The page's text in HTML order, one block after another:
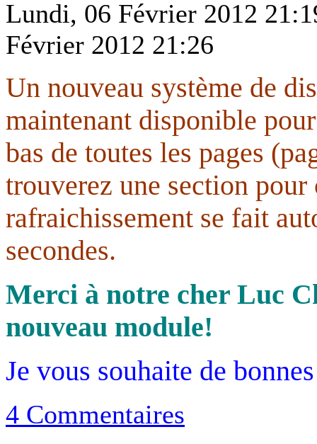
Lundi, 06 Février 2012
Février 2012 21:26
Un nouveau système de
maintenant disponible
bas de toutes les pages
trouverez une section
rafraichissement se fait
secondes.
Merci à notre cher Luc
nouveau module!
Je vous souhaite de
4 Commentaires